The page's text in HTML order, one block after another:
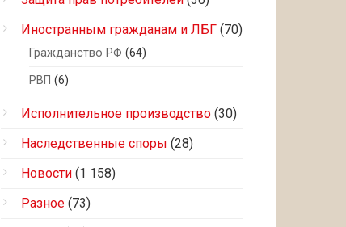
Иностранным гражданам и ЛБГ (70)
Гражданство РФ (64)
РВП (6)
Исполнительное производство (30)
Наследственные споры (28)
Новости (1 158)
Разное (73)